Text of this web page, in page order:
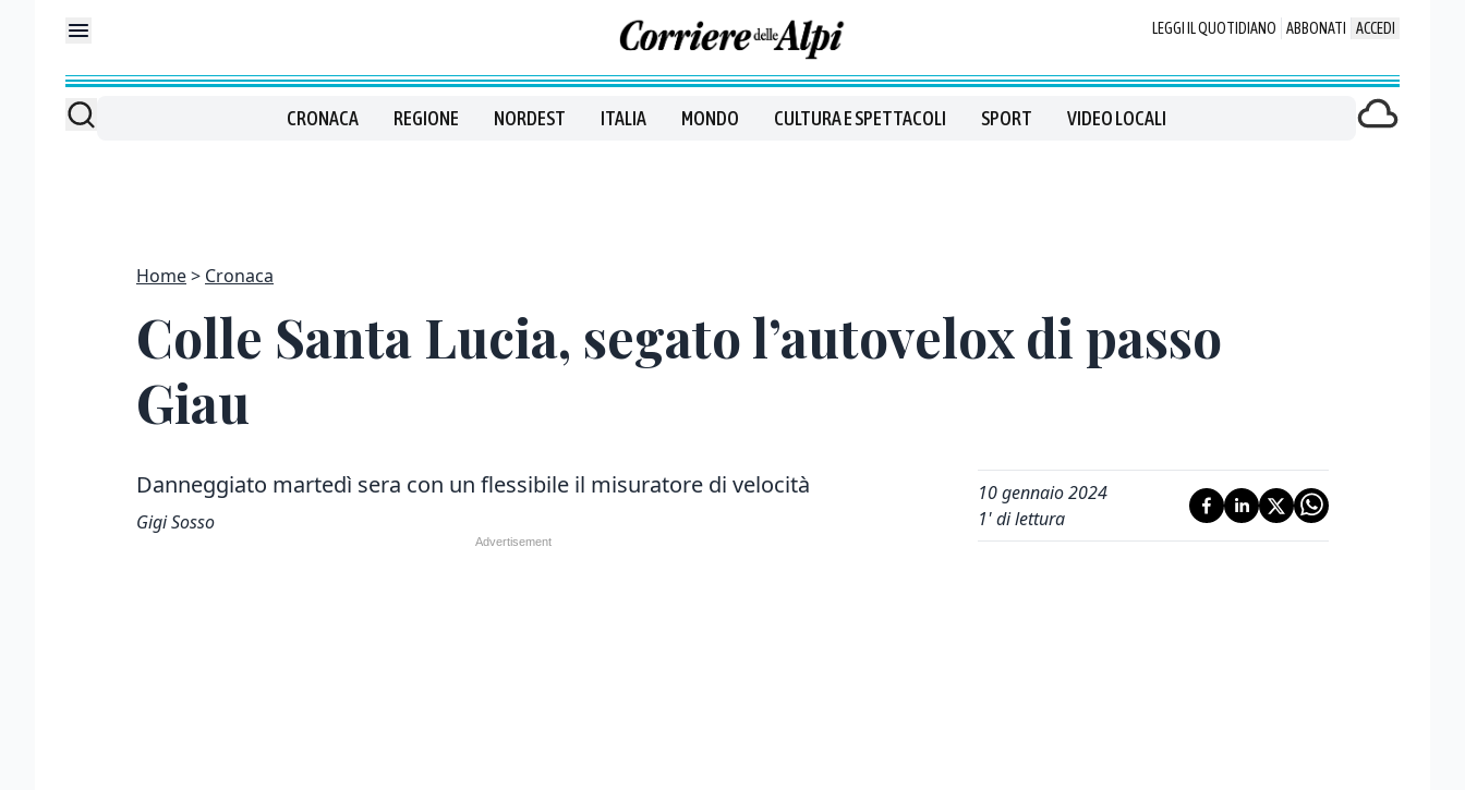
LEGGI IL QUOTIDIANO ABBONATI ACCEDI
CRONACA REGIONE NORDEST ITALIA MONDO CULTURA E SPETTACOLI SPORT VIDEO LOCALI
Home Cronaca
Colle Santa Lucia, segato l’autovelox di passo
Giau
Danneggiato martedì sera con un flessibile il misuratore di velocità
Gigi Sosso
10 gennaio 2024
1' di lettura